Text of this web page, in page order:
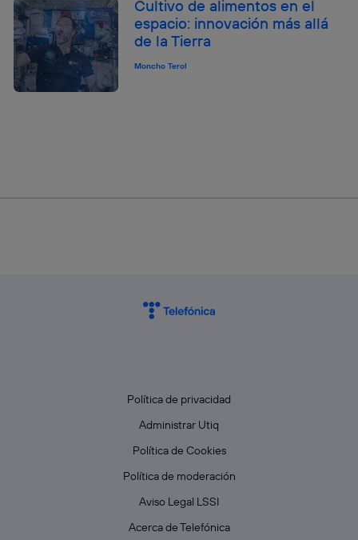
Cultivo de alimentos en el
espacio: innovación más allá
de la Tierra
Moncho Terol
Política de privacidad
Administrar Utiq
Política de Cookies
Política de moderación
Aviso Legal LSSI
Acerca de Telefónica